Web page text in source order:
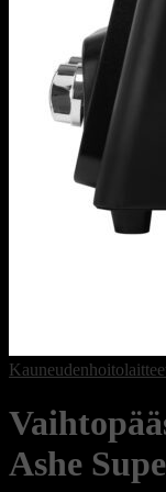
Ashe